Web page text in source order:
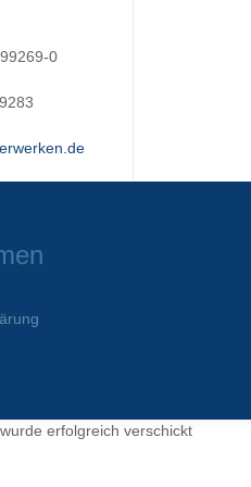
0
erfolgreich verschickt